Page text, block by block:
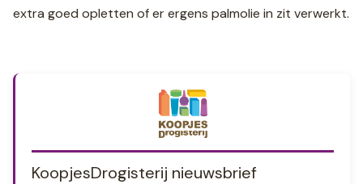
extra goed opletten of er ergens palmolie in zit verwerkt.
KoopjesDrogisterij nieuwsbrief